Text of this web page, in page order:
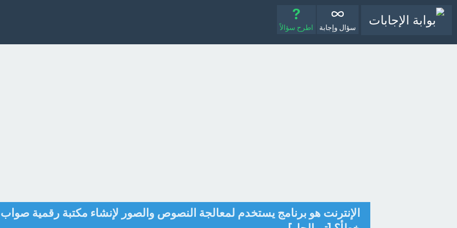
سؤال وإجابة اطرح سؤالاً
الإنترنت هو برنامج يستخدم لمعالجة النصوص والصور لإنشاء مكتبة رقمية صواب